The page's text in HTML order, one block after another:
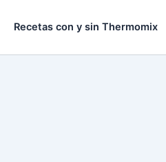
Recetas con y sin Thermomix